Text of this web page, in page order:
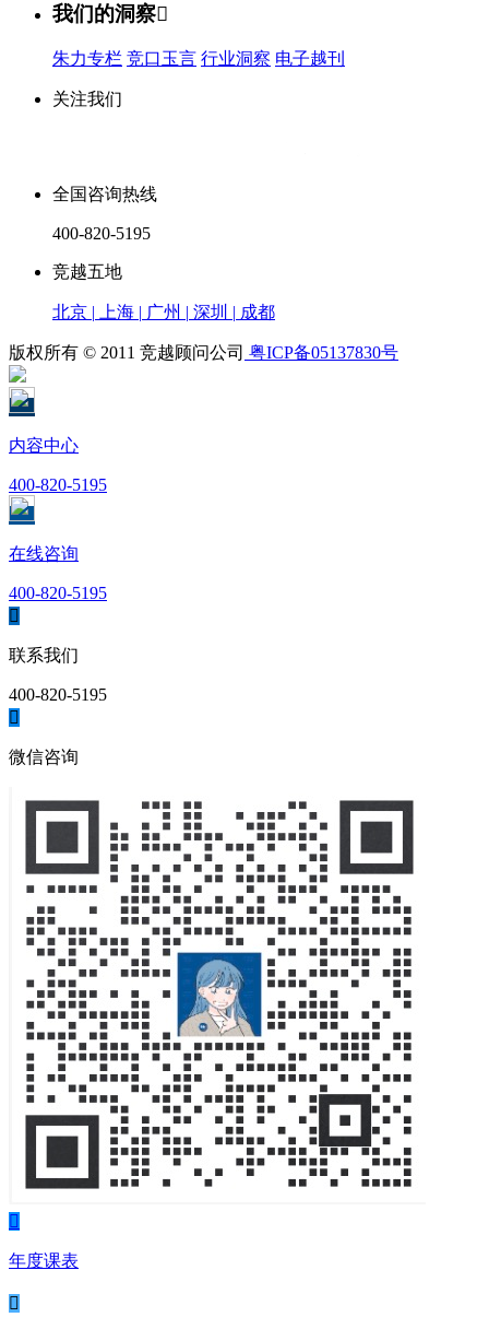
我们的洞察
朱力专栏 竞口玉言 行业洞察 电子越刊
关注我们
全国咨询热线
400-820-5195
竞越五地
北京 | 上海 | 广州 | 深圳 | 成都
版权所有 © 2011 竞越顾问公司 粤ICP备05137830号
内容中心
400-820-5195
在线咨询
400-820-5195

联系我们
400-820-5195

微信咨询

年度课表
